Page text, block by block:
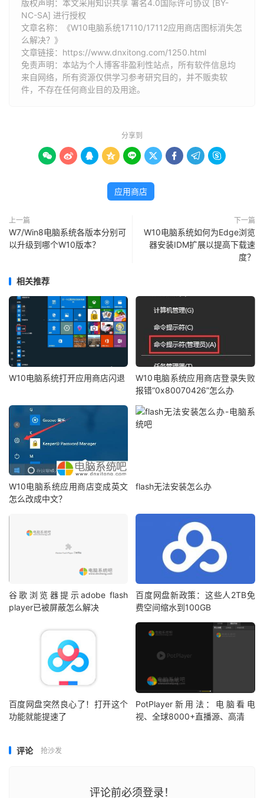
版权声明：本文采用知识共享 署名4.0国际许可协议 [BY-
NC-SA] 进行授权
文章名称：《W10电脑系统17110/17112应用商店图标消失怎
么解决？》
文章链接： https://www.dnxitong.com/1250.html
免责声明：本站为个人博客非盈利性站点，所有软件信息均
来自网络，所有资源仅供学习参考研究目的，并不贩卖软
件，不存在任何商业目的及用途。
分享到
        
应用商店
上一篇
W7/Win8电脑系统各版本分别可
以升级到哪个W10版本？
下一篇
W10电脑系统如何为Edge浏览
器安装IDM扩展以提高下载速
度？
相关推荐
W10电脑系统打开应用商店闪退
W10电脑系统应用商店登录失败
报错“0x80070426”怎么办
W10电脑系统应用商店变成英文
怎么改成中文？
flash无法安装怎么办
谷歌浏览器提示adobe flash
player已被屏蔽怎么解决
百度网盘新政策：这些人2TB免
费空间缩水到100GB
百度网盘突然良心了！打开这个
功能就能提速了
PotPlayer新用法：电脑看电
视、全球8000+直播源、高清
评论 抢沙发
评论前必须登录！